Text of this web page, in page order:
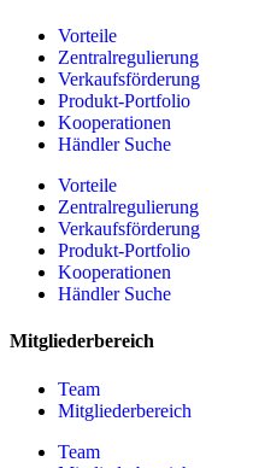
Vorteile
Zentralregulierung
Verkaufsförderung
Produkt-Portfolio
Kooperationen
Händler Suche
Vorteile
Zentralregulierung
Verkaufsförderung
Produkt-Portfolio
Kooperationen
Händler Suche
Mitgliederbereich
Team
Mitgliederbereich
Team